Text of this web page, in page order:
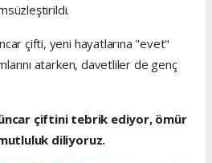
çifti, yeni hayatlarına "evet"
atarken, davetliler de genç
çiftini tebrik ediyor, ömür
diliyoruz.